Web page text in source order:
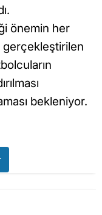
önemin her
gerçekleştirilen
bekleniyor.